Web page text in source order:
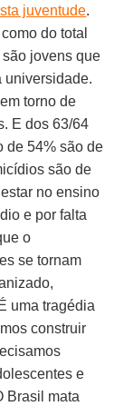
juventude.
do total
jovens que
universidade.
torno de
E dos 63/64
de 54% são de
são de
no ensino
e por falta
o
se tornam
uma tragédia
construir
e
Brasil mata